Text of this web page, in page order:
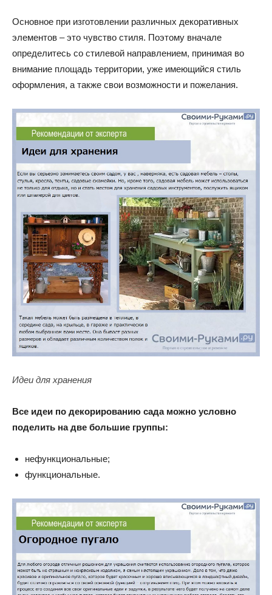
Основное при изготовлении различных декоративных
элементов – это чувство стиля. Поэтому вначале
определитесь со стилевой направлением, принимая во
внимание площадь территории, уже имеющийся стиль
оформления, а также свои возможности и пожелания.
Идеи для хранения
Все идеи по декорированию сада можно условно
поделить на две большие группы:
нефункциональные;
функциональные.